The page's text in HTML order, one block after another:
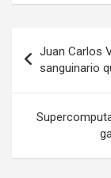
de
entradas
Juan Carlos
sanguinario